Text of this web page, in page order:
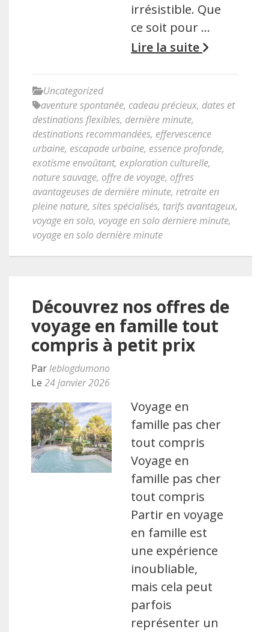
irrésistible. Que
ce soit pour …
Lire la suite
Uncategorized
aventure spontanée, cadeau précieux, dates et
destinations flexibles, dernière minute,
destinations recommandées, effervescence
urbaine, escapade urbaine, essence profonde,
exotisme envoûtant, exploration culturelle,
nature sauvage, offre de voyage, offres
avantageuses de dernière minute, retraite en
pleine nature, sites spécialisés, tarifs avantageux,
voyage en solo, voyage en solo derniere minute,
voyage en solo dernière minute
Découvrez nos offres de
voyage en famille tout
compris à petit prix
Parleblogdumono
Le 24 janvier 2026
Voyage en
famille pas cher
tout compris
Voyage en
famille pas cher
tout compris
Partir en voyage
en famille est
une expérience
inoubliable,
mais cela peut
parfois
représenter un